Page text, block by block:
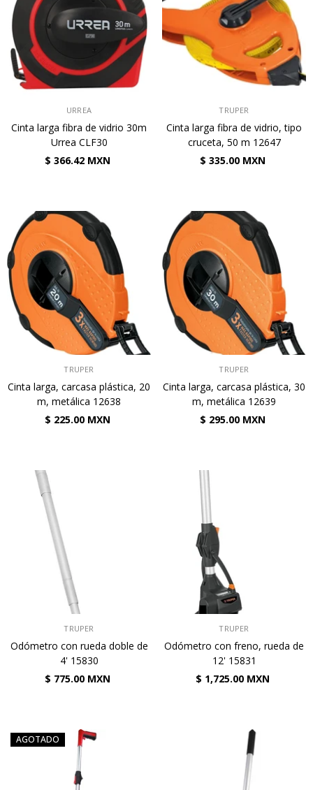
URREA
Cinta larga fibra de vidrio 30m
Urrea CLF30
$ 366.42 MXN
TRUPER
Cinta larga fibra de vidrio, tipo
cruceta, 50 m 12647
$ 335.00 MXN
TRUPER
Cinta larga, carcasa plástica, 20
m, metálica 12638
$ 225.00 MXN
TRUPER
Cinta larga, carcasa plástica, 30
m, metálica 12639
$ 295.00 MXN
TRUPER
Odómetro con rueda doble de
4' 15830
$ 775.00 MXN
TRUPER
Odómetro con freno, rueda de
12' 15831
$ 1,725.00 MXN
AGOTADO